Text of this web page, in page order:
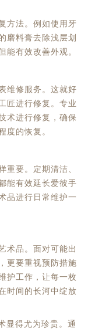
方法。例如使用牙
磨料膏去除浅层划
能有效改善外观。
维修服务。这就好
匠进行修复。专业
术进行修复，确保
度的恢复。
重要。定期清洁、
能有效延长爱彼手
品进行日常维护一
术品。面对可能出
更要重视预防措施
护工作，让每一枚
时间的长河中绽放
显得尤为珍贵。通